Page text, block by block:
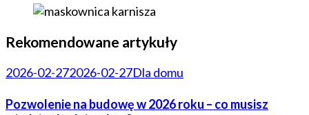
Rekomendowane artykuły
2026-02-272026-02-27Dla domu
Pozwolenie na budowę w 2026 roku – co musisz